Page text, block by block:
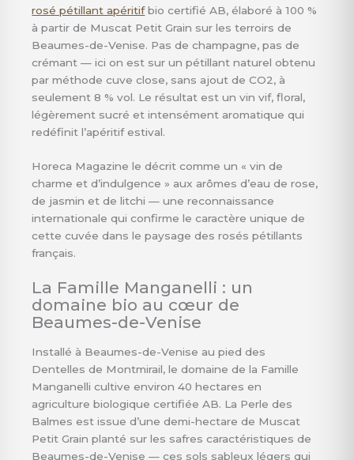
rosé pétillant apéritifbio certifié AB, élaboré à 100 %
à partir de Muscat Petit Grain sur les terroirs de
Beaumes-de-Venise. Pas de champagne, pas de
crémant — ici on est sur un pétillant naturel obtenu
par méthode cuve close, sans ajout de CO2, à
seulement 8 % vol. Le résultat est un vin vif, floral,
légèrement sucré et intensément aromatique qui
redéfinit l’apéritif estival.
Horeca Magazine le décrit comme un « vin de
charme et d’indulgence » aux arômes d’eau de rose,
de jasmin et de litchi — une reconnaissance
internationale qui confirme le caractère unique de
cette cuvée dans le paysage des rosés pétillants
français.
La Famille Manganelli : un
domaine bio au cœur de
Beaumes-de-Venise
Installé à Beaumes-de-Venise au pied des
Dentelles de Montmirail, le domaine de la Famille
Manganelli cultive environ 40 hectares en
agriculture biologique certifiée AB. La Perle des
Balmes est issue d’une demi-hectare de Muscat
Petit Grain planté sur les safres caractéristiques de
Beaumes-de-Venise — ces sols sableux légers qui